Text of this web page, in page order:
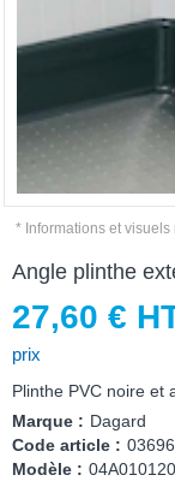
* Informations et
Angle plinthe
27,60 €
prix
Plinthe PVC noire et
Marque : Dagard
Code article :
Modèle :